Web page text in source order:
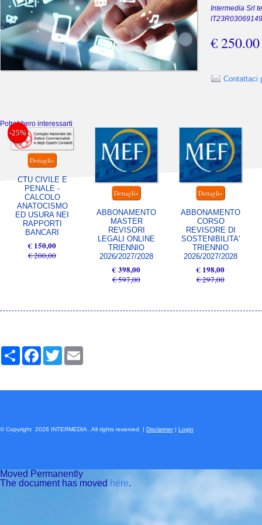
Intermedia Srl
€
Contattaci
Potrebbero interessarti
-25%
CTU CIVILE E
PENALE -
CALCOLO
ANATOCISMO
ED USURA NEI
RAPPORTI
BANCARI
€ 150,00
€ 200,00
ABBONAMENTO
MASTER
REVISORI
LEGALI ONLINE
TRIENNIO
2026/2027/2028
€ 398,00
€ 597,00
ABBONAMENTO
CORSO
REVISORE DI
SOSTENIBILITA'
TRIENNIO
2026/2027/2028
€ 198,00
€ 297,00
Share FacebookTwitter
© Copyright 2026 INTERMEDIA . All rights reserved. | Disclaimer| Login
Moved Permanently
The document has moved here.